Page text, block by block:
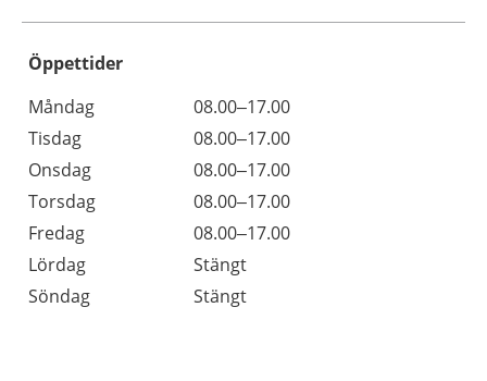
Öppettider
Dag
Öppettider
Kommentarer
Måndag
08.00–17.00
Tisdag
08.00–17.00
Onsdag
08.00–17.00
Torsdag
08.00–17.00
Fredag
08.00–17.00
Lördag
Stängt
Söndag
Stängt